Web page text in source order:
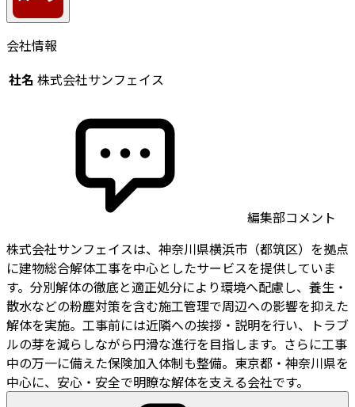
会社情報
社名 株式会社サンフェイス
編集部コメント
株式会社サンフェイスは、神奈川県横浜市（都筑区）を拠点
に建物総合解体工事を中心としたサービスを提供していま
す。分別解体の徹底と適正処分により環境へ配慮し、養生・
散水などの粉塵対策を含む施工管理で周辺への影響を抑えた
解体を実施。工事前には近隣への挨拶・説明を行い、トラブ
ルの芽を減らしながら円滑な進行を目指します。さらに工事
中の万一に備えた保険加入体制も整備。東京都・神奈川県を
中心に、安心・安全で明瞭な解体を支える会社です。